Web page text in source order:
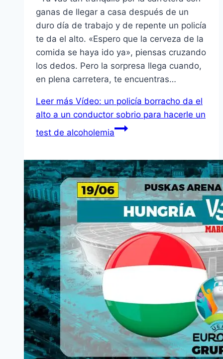
ganas de llegar a casa después de un
duro día de trabajo y de repente un policía
te da el alto. «Espero que la cerveza de la
comida se haya ido ya», piensas cruzando
los dedos. Pero la sorpresa llega cuando,
en plena carretera, te encuentras…
Leer más Vídeo: un policía borracho da el
alto a un conductor sobrio para hacerle un
test de alcoholemia